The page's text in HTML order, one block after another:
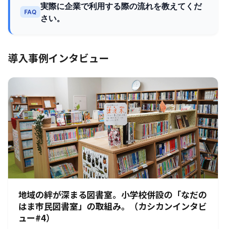
FAQ
実際に企業で利用する際の流れを教えてくだ
さい。
導入事例インタビュー
地域の絆が深まる図書室。小学校併設の「なだの
はま市民図書室」の取組み。（カシカンインタビ
ュー#4）